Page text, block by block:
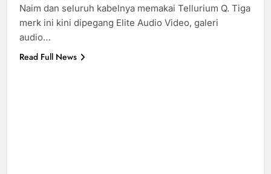
Naim dan seluruh kabelnya memakai Tellurium Q. Tiga
merk ini kini dipegang Elite Audio Video, galeri
audio…
Read Full News